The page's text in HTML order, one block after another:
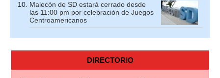
Malecón de SD estará cerrado desde
las 11:00 pm por celebración de Juegos
Centroamericanos
DIRECTORIO